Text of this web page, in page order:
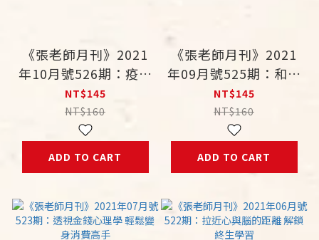
《張老師月刊》2021
年10月號526期：疫／
異世穿越 心動重生
NT$145
NT$160
ADD TO CART
《張老師月刊》2021
年09月號525期：和勇
氣相遇 直擊人生變化
球的行動方案
NT$145
NT$160
ADD TO CART